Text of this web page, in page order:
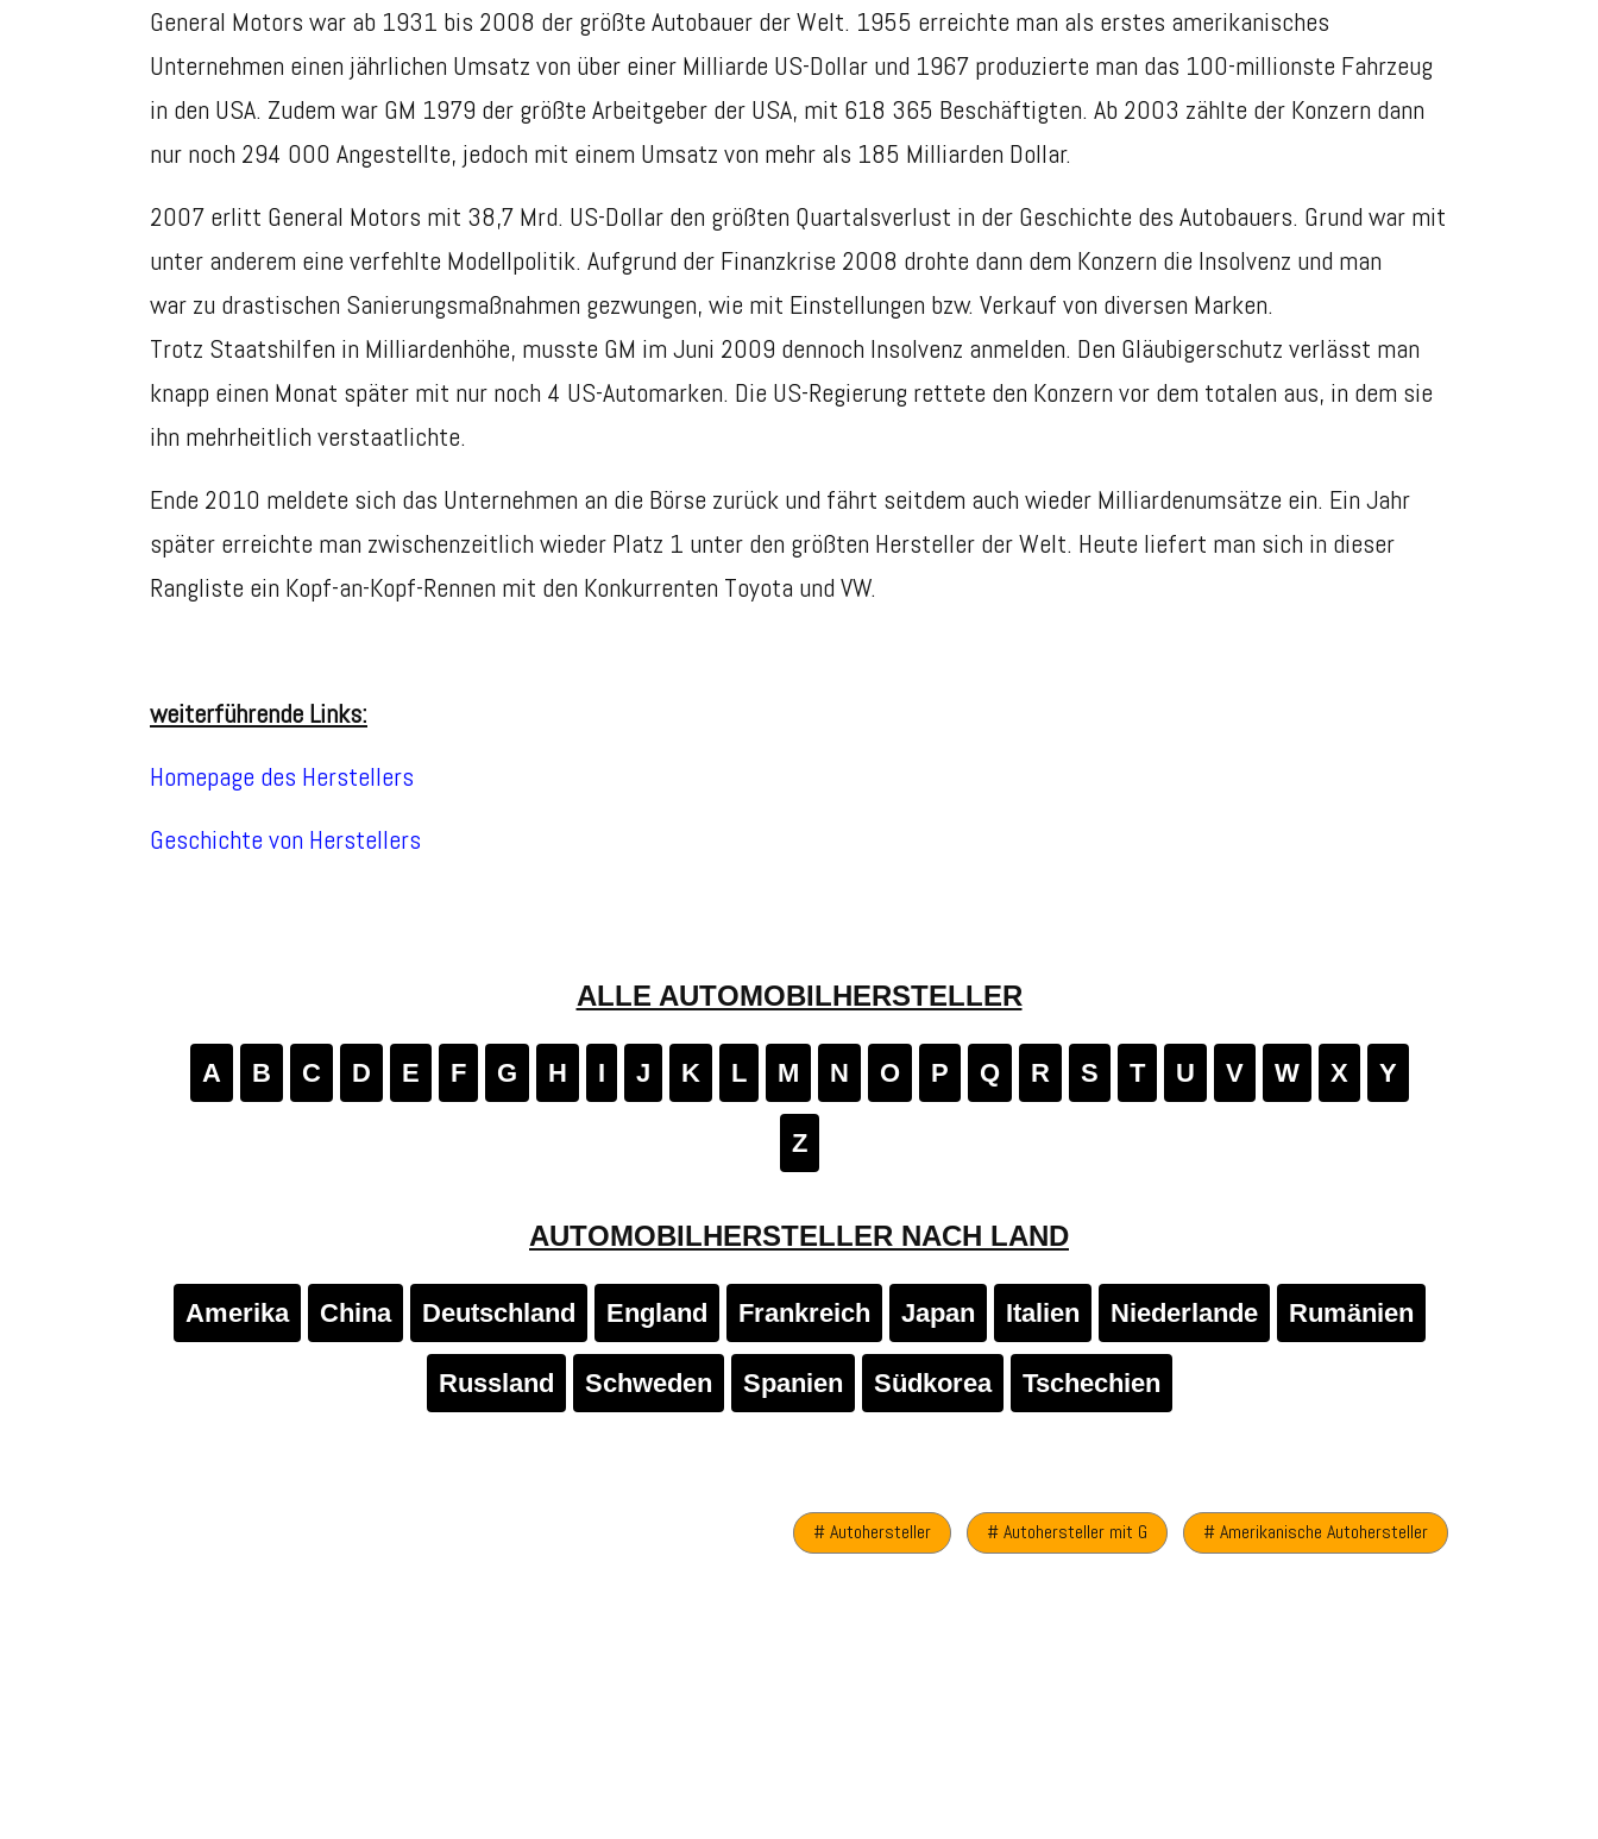
General Motors war ab 1931 bis 2008 der größte Autobauer der Welt. 1955 erreichte man als erstes amerikanisches
Unternehmen einen jährlichen Umsatz von über einer Milliarde US-Dollar und 1967 produzierte man das 100-millionste Fahrzeug
in den USA. Zudem war GM 1979 der größte Arbeitgeber der USA, mit 618 365 Beschäftigten. Ab 2003 zählte der Konzern dann
nur noch 294 000 Angestellte, jedoch mit einem Umsatz von mehr als 185 Milliarden Dollar.
2007 erlitt General Motors mit 38,7 Mrd. US-Dollar den größten Quartalsverlust in der Geschichte des Autobauers. Grund war mit
unter anderem eine verfehlte Modellpolitik. Aufgrund der Finanzkrise 2008 drohte dann dem Konzern die Insolvenz und man
war zu drastischen Sanierungsmaßnahmen gezwungen, wie mit Einstellungen bzw. Verkauf von diversen Marken.
Trotz Staatshilfen in Milliardenhöhe, musste GM im Juni 2009 dennoch Insolvenz anmelden. Den Gläubigerschutz verlässt man
knapp einen Monat später mit nur noch 4 US-Automarken. Die US-Regierung rettete den Konzern vor dem totalen aus, in dem sie
ihn mehrheitlich verstaatlichte.
Ende 2010 meldete sich das Unternehmen an die Börse zurück und fährt seitdem auch wieder Milliardenumsätze ein. Ein Jahr
später erreichte man zwischenzeitlich wieder Platz 1 unter den größten Hersteller der Welt. Heute liefert man sich in dieser
Rangliste ein Kopf-an-Kopf-Rennen mit den Konkurrenten Toyota und VW.
weiterführende Links:
Homepage des Herstellers
Geschichte von Herstellers
ALLE AUTOMOBILHERSTELLER
A B C D E F G H I J K L M N O P Q R S T U V W X Y
Z
AUTOMOBILHERSTELLER NACH LAND
Amerika China Deutschland England Frankreich Japan Italien Niederlande Rumänien
Russland Schweden Spanien Südkorea Tschechien
# Autohersteller # Autohersteller mit G # Amerikanische Autohersteller